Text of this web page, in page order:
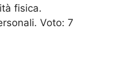
fisica.
Voto: 7